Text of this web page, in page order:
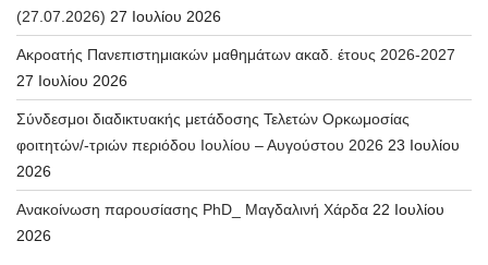
(27.07.2026) 27 Ιουλίου 2026
Ακροατής Πανεπιστημιακών μαθημάτων ακαδ. έτους 2026-2027
27 Ιουλίου 2026
Σύνδεσμοι διαδικτυακής μετάδοσης Τελετών Ορκωμοσίας
φοιτητών/-τριών περιόδου Ιουλίου – Αυγούστου 2026 23 Ιουλίου
2026
Ανακοίνωση παρουσίασης PhD_ Μαγδαλινή Χάρδα 22 Ιουλίου
2026